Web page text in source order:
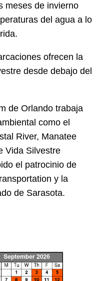
meses de invierno
del agua a lo
ofrecen la
desde debajo del
de Orlando trabaja
como el
River, Manatee
Vida Silvestre
el patrocinio de
y la
de Sarasota.